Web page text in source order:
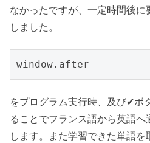
なかったですが、一定時間後
しました。
window.after
をプログラム実行時、及び✔ボ
ることでフランス語から英語
します。また学習できた単語